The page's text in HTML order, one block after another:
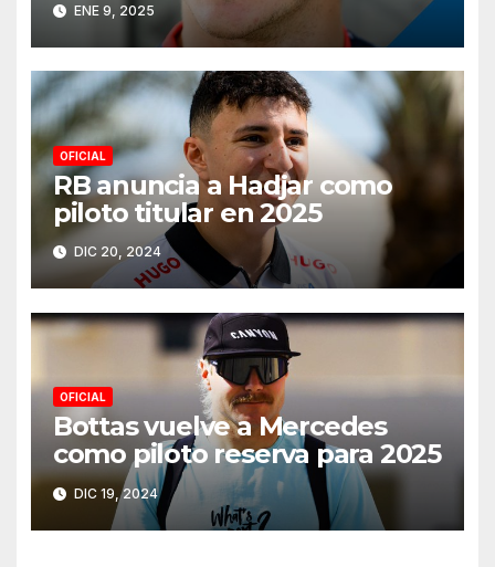
ENE 9, 2025
OFICIAL
RB anuncia a Hadjar como
piloto titular en 2025
DIC 20, 2024
OFICIAL
Bottas vuelve a Mercedes
como piloto reserva para 2025
DIC 19, 2024